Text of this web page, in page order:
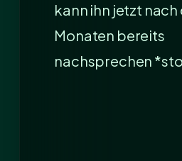
kann ihn jetzt nach
Monaten bereits
nachsprechen